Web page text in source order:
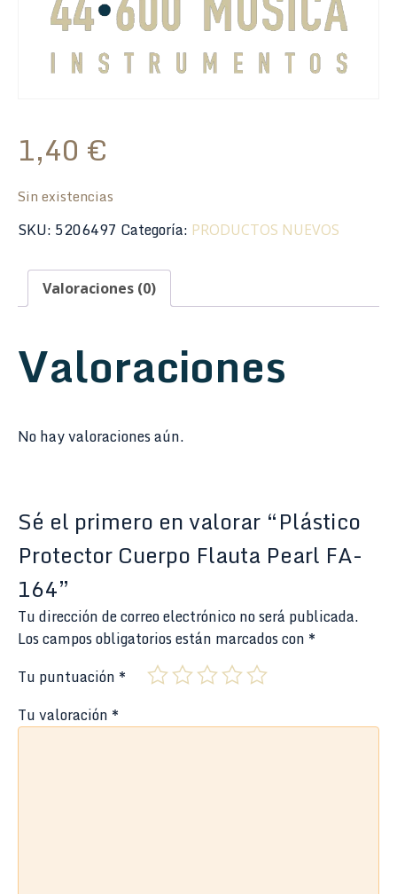
1,40 €
Sin existencias
SKU: 5206497 Categoría: PRODUCTOS NUEVOS
Valoraciones (0)
Valoraciones
No hay valoraciones aún.
Sé el primero en valorar “Plástico
Protector Cuerpo Flauta Pearl FA-
164”
Tu dirección de correo electrónico no será publicada.
Los campos obligatorios están marcados con *
Tu puntuación *
Tu valoración *